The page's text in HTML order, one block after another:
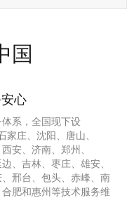
国
心
系，全国现下设
庄、沈阳、唐山、
安、济南、郑州、
、吉林、枣庄、雄安、
邢台、包头、赤峰、南
肥和惠州等技术服务维